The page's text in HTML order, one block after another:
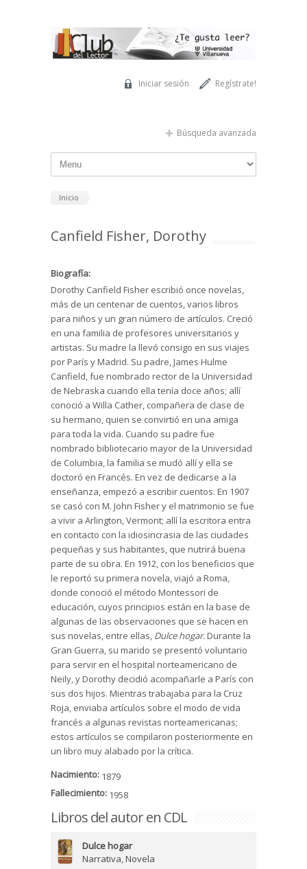
Regístrate!
Iniciar sesión
Búsqueda avanzada
Inicio
Canfield Fisher, Dorothy
Biografía:
Dorothy Canfield Fisher escribió once novelas,
más de un centenar de cuentos, varios libros
para niños y un gran número de artículos. Creció
en una familia de profesores universitarios y
artistas. Su madre la llevó consigo en sus viajes
por París y Madrid. Su padre, James Hulme
Canfield, fue nombrado rector de la Universidad
de Nebraska cuando ella tenía doce años; allí
conoció a Willa Cather, compañera de clase de
su hermano, quien se convirtió en una amiga
para toda la vida. Cuando su padre fue
nombrado bibliotecario mayor de la Universidad
de Columbia, la familia se mudó allí y ella se
doctoró en Francés. En vez de dedicarse a la
enseñanza, empezó a escribir cuentos. En 1907
se casó con M. John Fisher y el matrimonio se fue
a vivir a Arlington, Vermont; allí la escritora entra
en contacto con la idiosincrasia de las ciudades
pequeñas y sus habitantes, que nutrirá buena
parte de su obra. En 1912, con los beneficios que
le reportó su primera novela, viajó a Roma,
donde conoció el método Montessori de
educación, cuyos principios están en la base de
algunas de las observaciones que se hacen en
sus novelas, entre ellas, Dulce hogar.Durante la
Gran Guerra, su marido se presentó voluntario
para servir en el hospital norteamericano de
Neily, y Dorothy decidió acompañarle a París con
sus dos hijos. Mientras trabajaba para la Cruz
Roja, enviaba artículos sobre el modo de vida
francés a algunas revistas norteamericanas;
estos artículos se compilaron posteriormente en
un libro muy alabado por la crítica.
Nacimiento: 1879
Fallecimiento: 1958
Libros del autor en CDL
Dulce hogar
Narrativa,Novela